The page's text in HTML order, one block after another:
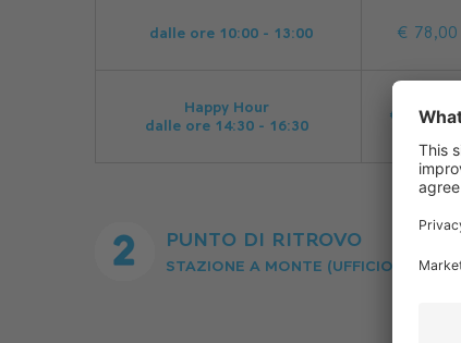
dalle ore 10:00 - 13:00 € 78,00
Happy Hour
dalle ore 14:30 - 16:30
€ 116,80
PUNTO DI RITROVO
STAZIONE A MONTE (UFFICIO)